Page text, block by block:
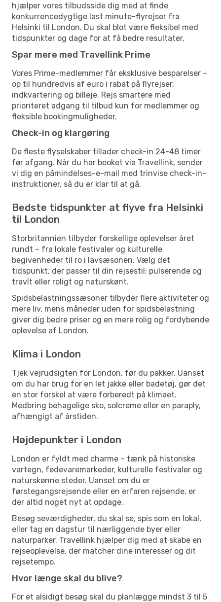
hjælper vores tilbudsside dig med at finde
konkurrencedygtige last minute-flyrejser fra
Helsinki til London. Du skal blot være fleksibel med
tidspunkter og dage for at få bedre resultater.
Spar mere med Travellink Prime
Vores Prime-medlemmer får eksklusive besparelser –
op til hundredvis af euro i rabat på flyrejser,
indkvartering og billeje. Rejs smartere med
prioriteret adgang til tilbud kun for medlemmer og
fleksible bookingmuligheder.
Check-in og klargøring
De fleste flyselskaber tillader check-in 24-48 timer
før afgang. Når du har booket via Travellink, sender
vi dig en påmindelses-e-mail med trinvise check-in-
instruktioner, så du er klar til at gå.
Bedste tidspunkter at flyve fra Helsinki
til London
Storbritannien tilbyder forskellige oplevelser året
rundt – fra lokale festivaler og kulturelle
begivenheder til ro i lavsæsonen. Vælg det
tidspunkt, der passer til din rejsestil: pulserende og
travlt eller roligt og naturskønt.
Spidsbelastningssæsoner tilbyder flere aktiviteter og
mere liv, mens måneder uden for spidsbelastning
giver dig bedre priser og en mere rolig og fordybende
oplevelse af London.
Klima i London
Tjek vejrudsigten for London, før du pakker. Uanset
om du har brug for en let jakke eller badetøj, gør det
en stor forskel at være forberedt på klimaet.
Medbring behagelige sko, solcreme eller en paraply,
afhængigt af årstiden.
Højdepunkter i London
London er fyldt med charme – tænk på historiske
vartegn, fødevaremarkeder, kulturelle festivaler og
naturskønne steder. Uanset om du er
førstegangsrejsende eller en erfaren rejsende, er
der altid noget nyt at opdage.
Besøg seværdigheder, du skal se, spis som en lokal,
eller tag en dagstur til nærliggende byer eller
naturparker. Travellink hjælper dig med at skabe en
rejseoplevelse, der matcher dine interesser og dit
rejsetempo.
Hvor længe skal du blive?
For et alsidigt besøg skal du planlægge mindst 3 til 5